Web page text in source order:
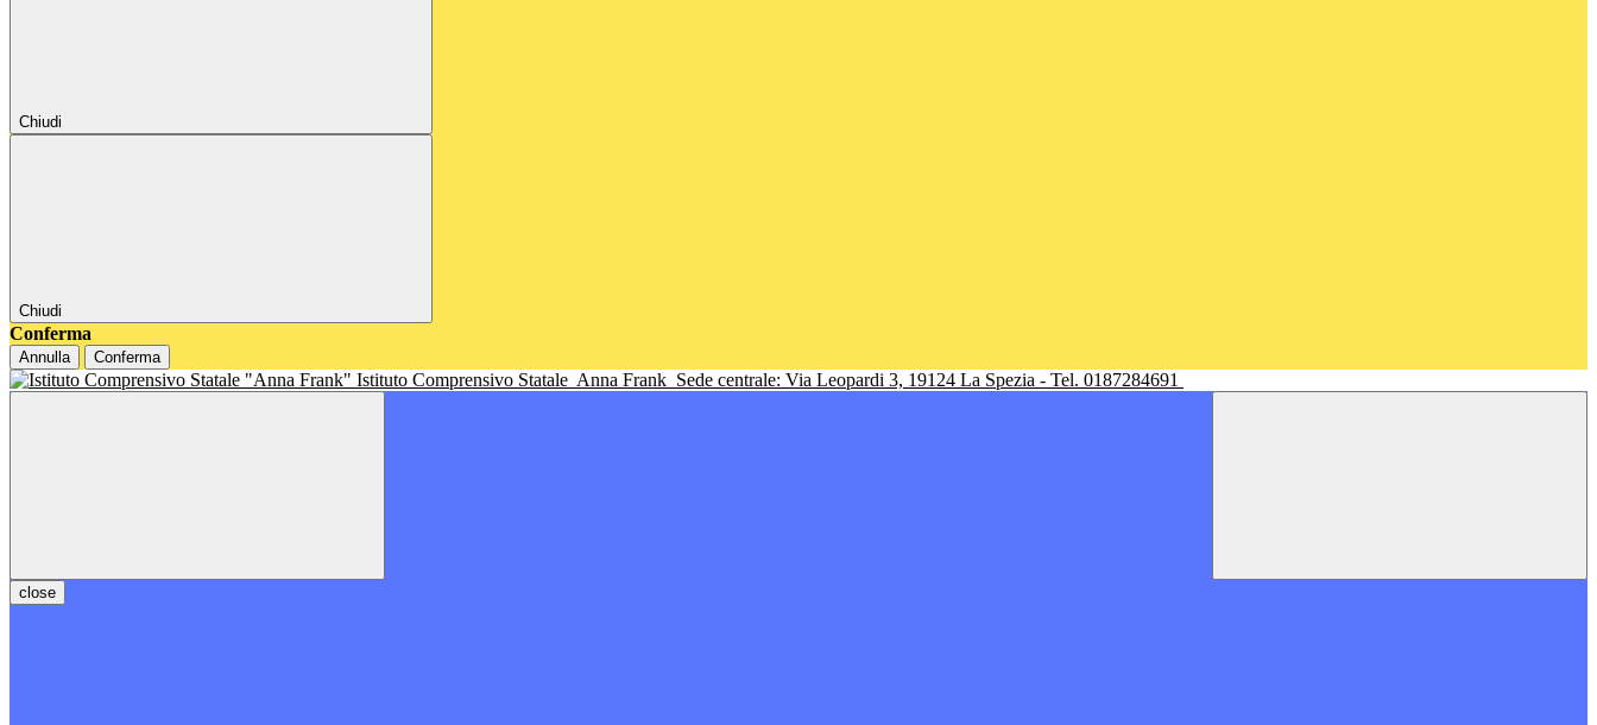
Chiudi
Chiudi
Conferma
Annulla Conferma
Istituto Comprensivo Statale Anna Frank Sede centrale: Via Leopardi 3, 19124 La Spezia - Tel. 0187284691
close